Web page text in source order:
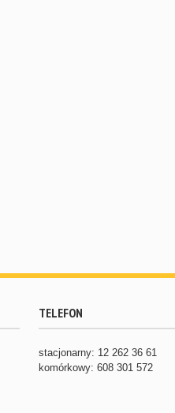
TELEFON
stacjonarny: 12 262 36 61
komórkowy: 608 301 572